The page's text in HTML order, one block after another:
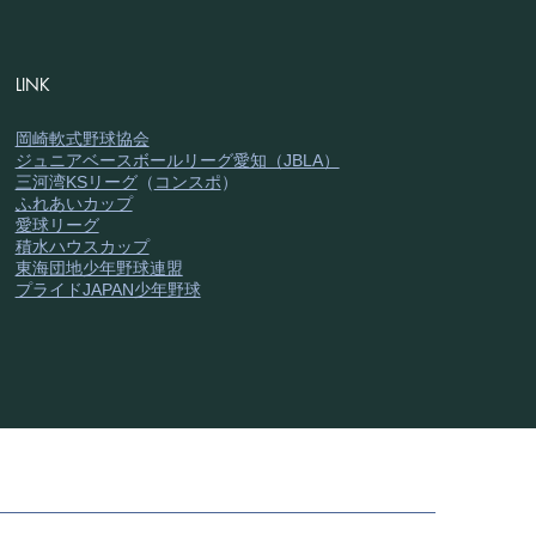
勢33名で暑さを吹き飛
LINK
岡崎軟式野球協会
ジュニアベースボールリーグ愛知（JBLA）
三河湾KSリーグ（ コンスポ）
ふれあいカップ
愛球リーグ
積水ハウスカップ
東海団地少年野球連盟
プライドJAPAN少年野球